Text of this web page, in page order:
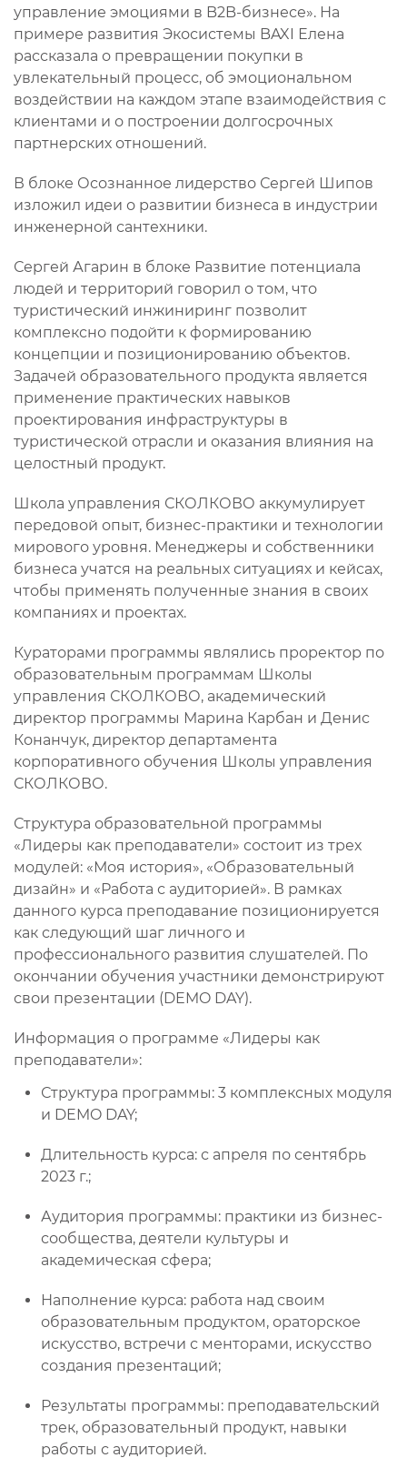
управление эмоциями в B2B-бизнесе». На
примере развития Экосистемы BAXI Елена
рассказала о превращении покупки в
увлекательный процесс, об эмоциональном
воздействии на каждом этапе взаимодействия с
клиентами и о построении долгосрочных
партнерских отношений.
В блоке Осознанное лидерство Сергей Шипов
изложил идеи о развитии бизнеса в индустрии
инженерной сантехники.
Сергей Агарин в блоке Развитие потенциала
людей и территорий говорил о том, что
туристический инжиниринг позволит
комплексно подойти к формированию
концепции и позиционированию объектов.
Задачей образовательного продукта является
применение практических навыков
проектирования инфраструктуры в
туристической отрасли и оказания влияния на
целостный продукт.
Школа управления СКОЛКОВО аккумулирует
передовой опыт, бизнес-практики и технологии
мирового уровня. Менеджеры и собственники
бизнеса учатся на реальных ситуациях и кейсах,
чтобы применять полученные знания в своих
компаниях и проектах.
Кураторами программы являлись проректор по
образовательным программам Школы
управления СКОЛКОВО, академический
директор программы Марина Карбан и Денис
Конанчук, директор департамента
корпоративного обучения Школы управления
СКОЛКОВО.
Структура образовательной программы
«Лидеры как преподаватели» состоит из трех
модулей: «Моя история», «Образовательный
дизайн» и «Работа с аудиторией». В рамках
данного курса преподавание позиционируется
как следующий шаг личного и
профессионального развития слушателей. По
окончании обучения участники демонстрируют
свои презентации (DEMO DAY).
Информация о программе «Лидеры как
преподаватели»:
Структура программы: 3 комплексных модуля
и DEMO DAY;
Длительность курса: с апреля по сентябрь
2023 г.;
Аудитория программы: практики из бизнес-
сообщества, деятели культуры и
академическая сфера;
Наполнение курса: работа над своим
образовательным продуктом, ораторское
искусство, встречи с менторами, искусство
создания презентаций;
Результаты программы: преподавательский
трек, образовательный продукт, навыки
работы с аудиторией.